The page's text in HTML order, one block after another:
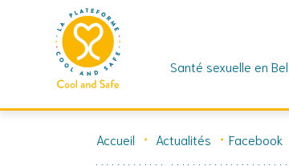
Skip
Santé sexuelle en
Accueil Actualités Facebook